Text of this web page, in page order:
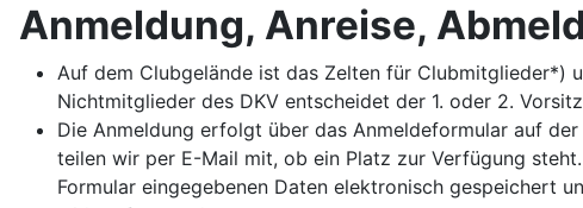
Anmeldung, Anreise,
Auf dem Clubgelände ist das Zelten für Clubmitglieder*)
Nichtmitglieder des DKV entscheidet der 1. oder 2.
Die Anmeldung erfolgt über das Anmeldeformular auf der
teilen wir per E-Mail mit, ob ein Platz zur Verfügung
Formular eingegebenen Daten elektronisch gespeichert